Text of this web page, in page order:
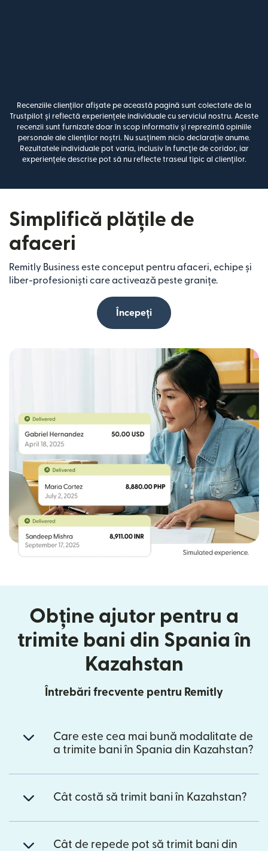
Recenziile clienților afișate pe această pagină sunt colectate de la
Trustpilot și reflectă experiențele individuale cu serviciul nostru. Aceste
recenzii sunt furnizate doar în scop informativ și reprezintă opiniile
personale ale clienților noștri. Nu susținem nicio declarație anume.
Rezultatele individuale pot varia, inclusiv în funcție de coridor, iar
experiențele descrise pot să nu reflecte traseul tipic al clienților.
Simplifică plățile de
afaceri
Remitly Business este conceput pentru afaceri, echipe și
liber-profesioniști care activează peste granițe.
Începeți
Obține ajutor pentru a
trimite bani din Spania în
Kazahstan
Întrebări frecvente pentru Remitly
Care este cea mai bună modalitate de
a trimite bani în Spania din Kazahstan?
Cât costă să trimit bani în Kazahstan?
Cât de repede pot să trimit bani din